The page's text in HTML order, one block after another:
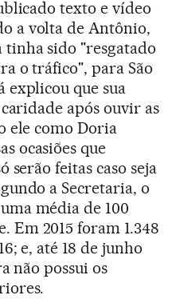
texto e vídeo
a volta de Antônio,
tinha sido "resgatado
o tráfico", para São
explicou que sua
após ouvir as
ele como Doria
ocasiões que
serão feitas caso seja
a Secretaria, o
média de 100
Em 2015 foram 1.348
e, até 18 de junho
não possui os